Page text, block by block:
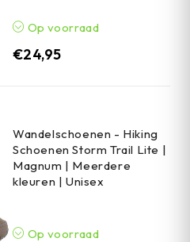
Op voorraad
€24,95
Wandelschoenen - Hiking
Schoenen Storm Trail Lite |
Magnum | Meerdere
kleuren | Unisex
Op voorraad